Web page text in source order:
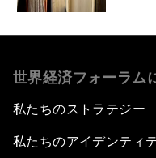
世界経済フォーラム
私たちのストラテジー
私たちのアイデンティ